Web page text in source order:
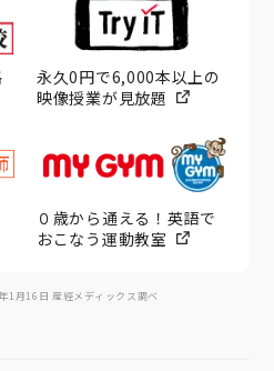
永久0円で6,000本以上の
映像授業が見放題
０歳から通える！英語で
おこなう運動教室
月16日 産經メディックス調べ